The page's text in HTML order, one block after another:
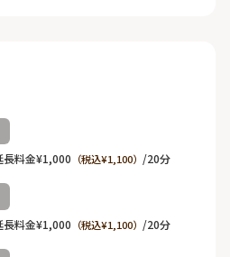
料金¥1,000 （税込¥1,100） /20分
料金¥1,000 （税込¥1,100） /20分